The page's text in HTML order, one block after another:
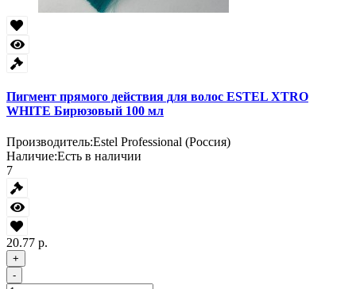
Пигмент прямого действия для волос ESTEL XTRO
WHITE Бирюзовый 100 мл
Производитель:Estel Professional (Россия)
Наличие:Есть в наличии
7
20.77 р.
+
-